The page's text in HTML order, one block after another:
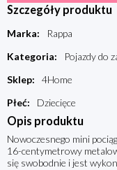
Szczegóły produktu
Marka:
Rappa
Kategoria:
Pojazdy do
Sklep:
4Home
Płeć: Dziecięce
Opis produktu
Nowoczesnego mini
16-centymetrowy
się swobodnie i jest